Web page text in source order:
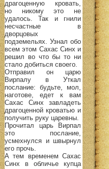
драгоценную кровать,
но никому это не
удалось. Так и гнили
несчастные в
дворцовых
подземельях. Узнал обо
всем этом Сахас Синх и
решил во что бы то ни
стало добиться своего.
Отправил он царю
Вирпалу в Уткал
послание: будьте, мол,
наготове, едет к вам
Сахас Синх завладеть
драгоценной кроватью и
получить руку царевны.
Прочитал царь Вирпал
это послание,
усмехнулся и швырнул
его прочь.
А тем временем Сахас
Синх в обличье купца